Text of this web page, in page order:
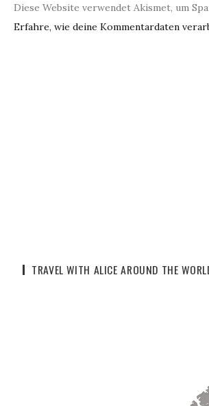
Diese Website verwendet Akismet, um
Erfahre, wie deine Kommentardaten
TRAVEL WITH ALICE AROUND THE